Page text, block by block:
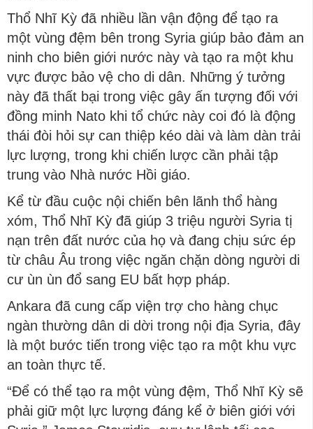
Thổ Nhĩ Kỳ đã nhiều lần vận động để tạo ra
một vùng đệm bên trong Syria giúp bảo đảm an
ninh cho biên giới nước này và tạo ra một khu
vực được bảo vệ cho di dân. Những ý tưởng
này đã thất bại trong việc gây ấn tượng đối với
đồng minh Nato khi tổ chức này coi đó là động
thái đòi hỏi sự can thiệp kéo dài và làm dàn trải
lực lượng, trong khi chiến lược cần phải tập
trung vào Nhà nước Hồi giáo.
Kể từ đầu cuộc nội chiến bên lãnh thổ hàng
xóm, Thổ Nhĩ Kỳ đã giúp 3 triệu người Syria tị
nạn trên đất nước của họ và đang chịu sức ép
từ châu Âu trong việc ngăn chặn dòng người di
cư ùn ùn đổ sang EU bất hợp pháp.
Ankara đã cung cấp viện trợ cho hàng chục
ngàn thường dân di dời trong nội địa Syria, đây
là một bước tiến trong việc tạo ra một khu vực
an toàn thực tế.
“Để có thể tạo ra một vùng đệm, Thổ Nhĩ Kỳ sẽ
phải giữ một lực lượng đáng kể ở biên giới với